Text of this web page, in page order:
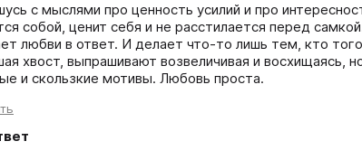
с мыслями про ценность усилий и про
собой, ценит себя и не расстилается перед
любви в ответ. И делает что-то лишь тем, кто
хвост, выпрашивают возвеличивая и
и скользкие мотивы. Любовь проста.